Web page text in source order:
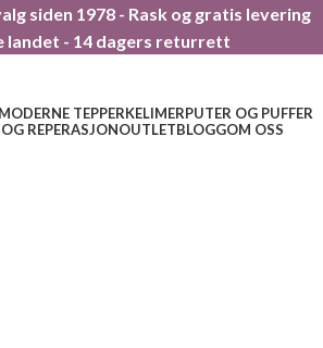
siden 1978 - Rask og gratis levering
landet - 14 dagers returrett
MODERNE TEPPERKELIMERPUTER OG PUFFER
REPERASJONOUTLETBLOGGOM OSS